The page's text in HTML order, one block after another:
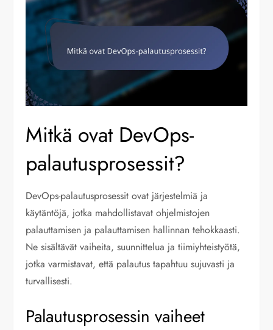
Mitkä ovat DevOps-
palautusprosessit?
DevOps-palautusprosessit ovat järjestelmiä ja
käytäntöjä, jotka mahdollistavat ohjelmistojen
palauttamisen ja palauttamisen hallinnan tehokkaasti.
Ne sisältävät vaiheita, suunnittelua ja tiimiyhteistyötä,
jotka varmistavat, että palautus tapahtuu sujuvasti ja
turvallisesti.
Palautusprosessin vaiheet